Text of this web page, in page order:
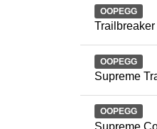
OOPEGG
OOPEGG
Supreme
OOPEGG
Supreme